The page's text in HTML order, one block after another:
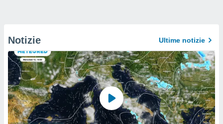
Notizie Ultime notizie